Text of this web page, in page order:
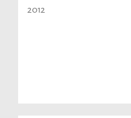
2012